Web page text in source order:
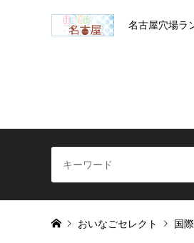
名古屋穴場ラ
おいなごセレクト 国